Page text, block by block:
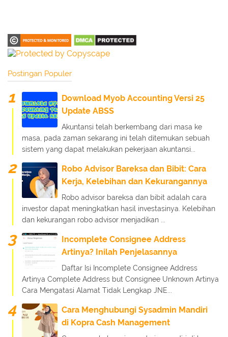
Postingan Populer
Download Myob Accounting Versi 25
Update ABSS
Akuntansi telah berkembang dari masa ke
masa, pada zaman sekarang ini telah ditemukan sebuah
sistem yang dapat melakukan pekerjaan akuntansi...
Robo Advisor Bareksa dan Bibit: Cara
Kerja, Kelebihan dan Kekurangannya
Robo advisor bareksa dan bibit adalah cara
investor dapat meningkatkan hasil investasinya. Kelebihan
dan kekurangan robo advisor menjadikan ...
Incomplete Consignee Address
Artinya? Inilah Penjelasannya
Daftar Isi Incomplete Consignee Address
Artinya Complete Address but Consignee Unknown Artinya
Cara Mengatasi Alamat Tidak Lengkap JNE...
Cara Menghubungi Sysadmin Mandiri
di Kopra Cash Management